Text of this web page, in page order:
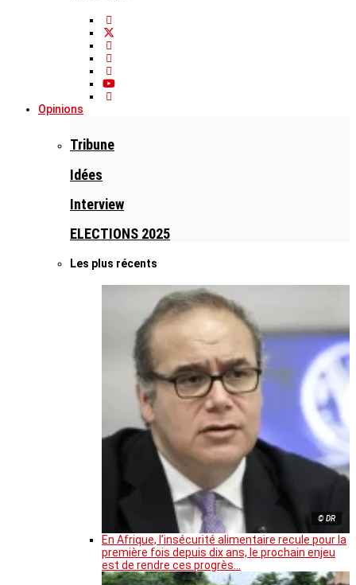
Opinions
Tribune
Idées
Interview
ELECTIONS 2025
Les plus récents
© DR
En Afrique, l’insécurité alimentaire recule pour la
première fois depuis dix ans, le prochain enjeu
est de rendre ces progrès…